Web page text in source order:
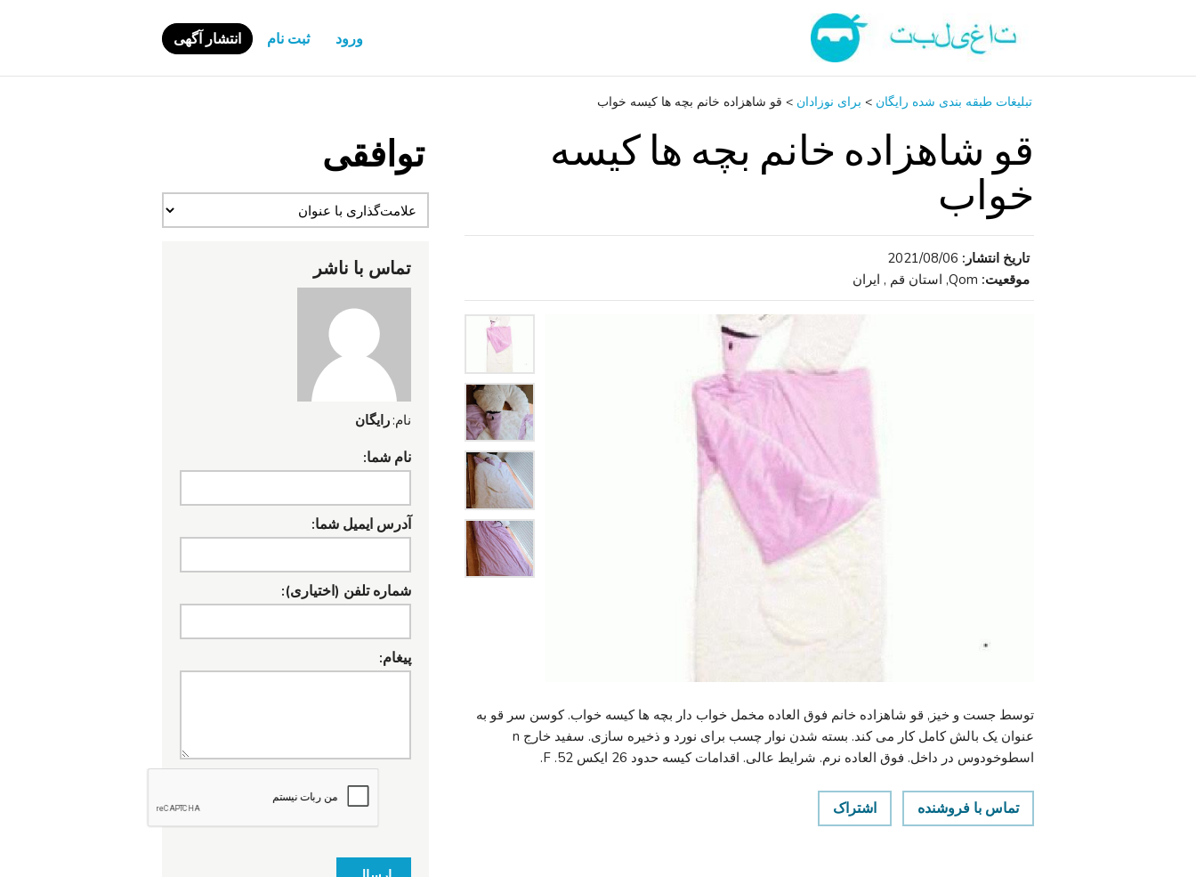
ورود ثبت نام انتشار آگهی
تبلیغات طبقه بندی شده رایگان > برای نوزادان > قو شاهزاده خانم بچه ها کیسه خواب
قو شاهزاده خانم بچه ها کیسه
خواب
تاریخ انتشار: 2021/08/06
موقعیت: Qom, استان قم , ایران
توسط جست و خیز, قو شاهزاده خانم فوق العاده مخمل خواب دار بچه ها کیسه خواب. کوسن سر قو به
عنوان یک بالش کامل کار می کند. بسته شدن نوار چسب برای نورد و ذخیره سازی. سفید خارج n
اسطوخودوس در داخل. فوق العاده نرم. شرایط عالی. اقدامات کیسه حدود 26 ایکس 52. F.
تماس با فروشنده اشتراک
توافقی
تماس با ناشر
نام: رایگان
نام شما:
آدرس ایمیل شما:
شماره تلفن (اختیاری):
پیغام: